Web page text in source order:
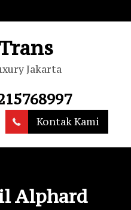
Jakarta
Kontak Kami
Alphard